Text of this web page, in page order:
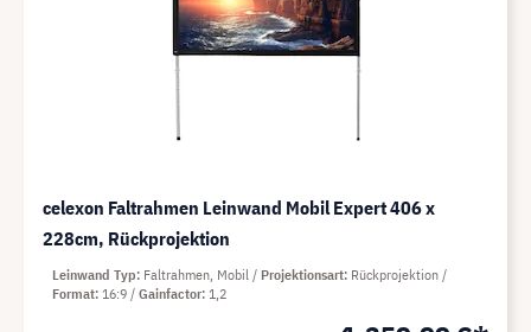
celexon Faltrahmen Leinwand Mobil Expert 406 x
228cm, Rückprojektion
Leinwand Typ Faltrahmen, Mobil Projektionsart Rückprojektion
Format 16:9 Gainfactor 1,2